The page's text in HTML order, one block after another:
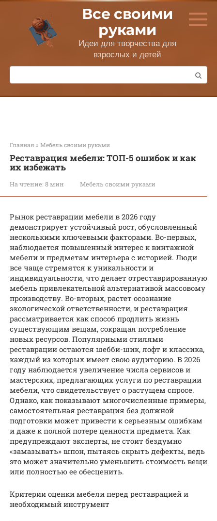
Перейти
контенту
Все своими
руками
Идеи для творчества для
взрослых и детей
Поиск:
Главная » Мебель своими руками
Реставрация мебели: ТОП-5 ошибок и как
их избежать
На чтение: 8 мин Мебель своими руками
Рынок реставрации мебели в 2026 году
демонстрирует устойчивый рост, обусловленный
несколькими ключевыми факторами. Во-первых,
наблюдается повышенный интерес к винтажной
мебели и предметам интерьера с историей. Люди
все чаще стремятся к уникальности и
индивидуальности, что делает отреставрированную
мебель привлекательной альтернативой массовому
производству. Во-вторых, растет осознание
экологической ответственности, и реставрация
рассматривается как способ продлить жизнь
существующим вещам, сокращая потребление
новых ресурсов. Популярными стилями
реставрации остаются шебби-шик, лофт и классика,
каждый из которых имеет свою аудиторию. В 2026
году наблюдается увеличение числа сервисов и
мастерских, предлагающих услуги по реставрации
мебели, что свидетельствует о растущем спросе.
Однако, как показывают многочисленные примеры,
самостоятельная реставрация без должной
подготовки может привести к серьезным ошибкам
и даже к полной потере ценности предмета. Как
предупреждают эксперты, не стоит бездумно
«замазывать» шпон, пытаясь скрыть дефекты, ведь
это может значительно уменьшить стоимость вещи
или полностью ее обесценить.
Критерии оценки мебели перед реставрацией и
необходимый инструмент